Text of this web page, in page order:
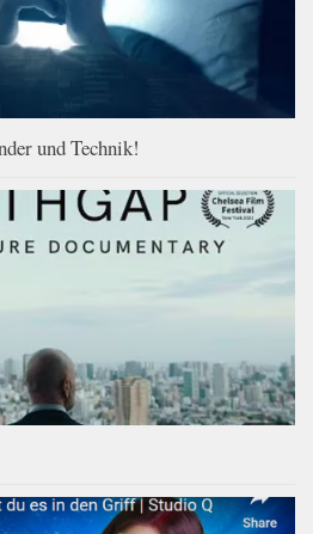
und Technik!